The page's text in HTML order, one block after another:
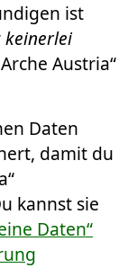
ist
keinerlei
Austria“
Daten
damit du
kannst sie
Daten“